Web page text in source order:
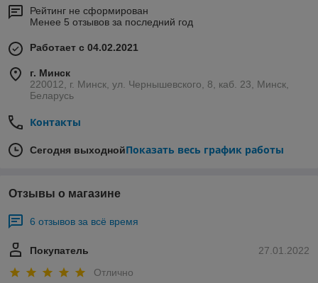
Рейтинг не сформирован
Менее 5 отзывов за последний год
Работает с 04.02.2021
г. Минск
220012, г. Минск, ул. Чернышевского, 8, каб. 23, Минск,
Беларусь
Контакты
Сегодня выходнойПоказать весь график работы
Отзывы о магазине
6 отзывов за всё время
27.01.2022
Покупатель
Отлично